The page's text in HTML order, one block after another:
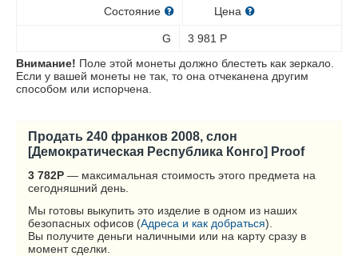
Состояние Цена
G 3 981 Р
Внимание! Поле этой монеты должно блестеть как зеркало.
Если у вашей монеты не так, то она отчеканена другим
способом или испорчена.
Продать 240 франков 2008, слон
[Демократическая Республика Конго] Proof
3 782Р — максимальная стоимость этого предмета на
сегодняшний день.
Мы готовы выкупить это изделие в одном из наших
безопасных офисов (Адреса и как добраться).
Вы получите деньги наличными или на карту сразу в
момент сделки.